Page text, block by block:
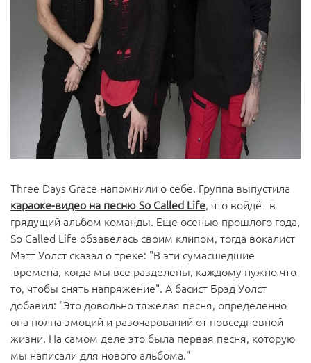
Three Days Grace напомнили о себе. Группа выпустила
караоке-видео на песню So Called Life, что войдёт в
грядущий альбом команды. Еще осенью прошлого года,
So Called Life обзавелась своим клипом, тогда вокалист
Мэтт Уолст сказал о треке: "В эти сумасшедшие
времена, когда мы все разделены, каждому нужно что-
то, чтобы снять напряжение". А басист Брэд Уолст
добавил: "Это довольно тяжелая песня, определенно
она полна эмоций и разочарований от повседневной
жизни. На самом деле это была первая песня, которую
мы написали для нового альбома."